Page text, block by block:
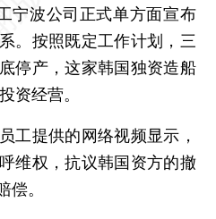
宁波公司正式单方面宣布
。按照既定工作计划，三
停产，这家韩国独资造船
资经营。
提供的网络视频显示，
维权，抗议韩国资方的撤
偿。